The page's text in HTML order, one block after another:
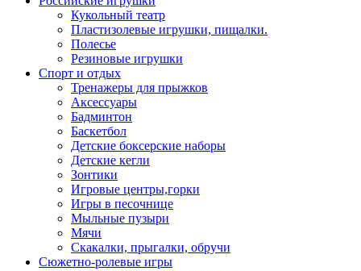
Кукольный театр
Пластизолевые игрушки, пищалки.
Полесье
Резиновые игрушки
Спорт и отдых
Тренажеры для прыжков
Аксессуары
Бадминтон
Баскетбол
Детские боксерские наборы
Детские кегли
Зонтики
Игровые центры,горки
Игры в песочнице
Мыльные пузыри
Мячи
Скакалки, прыгалки, обручи
Сюжетно-ролевые игры